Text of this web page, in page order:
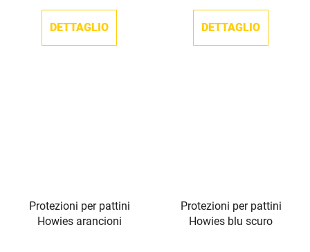
DETTAGLIO DETTAGLIO
Protezioni per pattini
Howies arancioni
Protezioni per pattini
Howies blu scuro